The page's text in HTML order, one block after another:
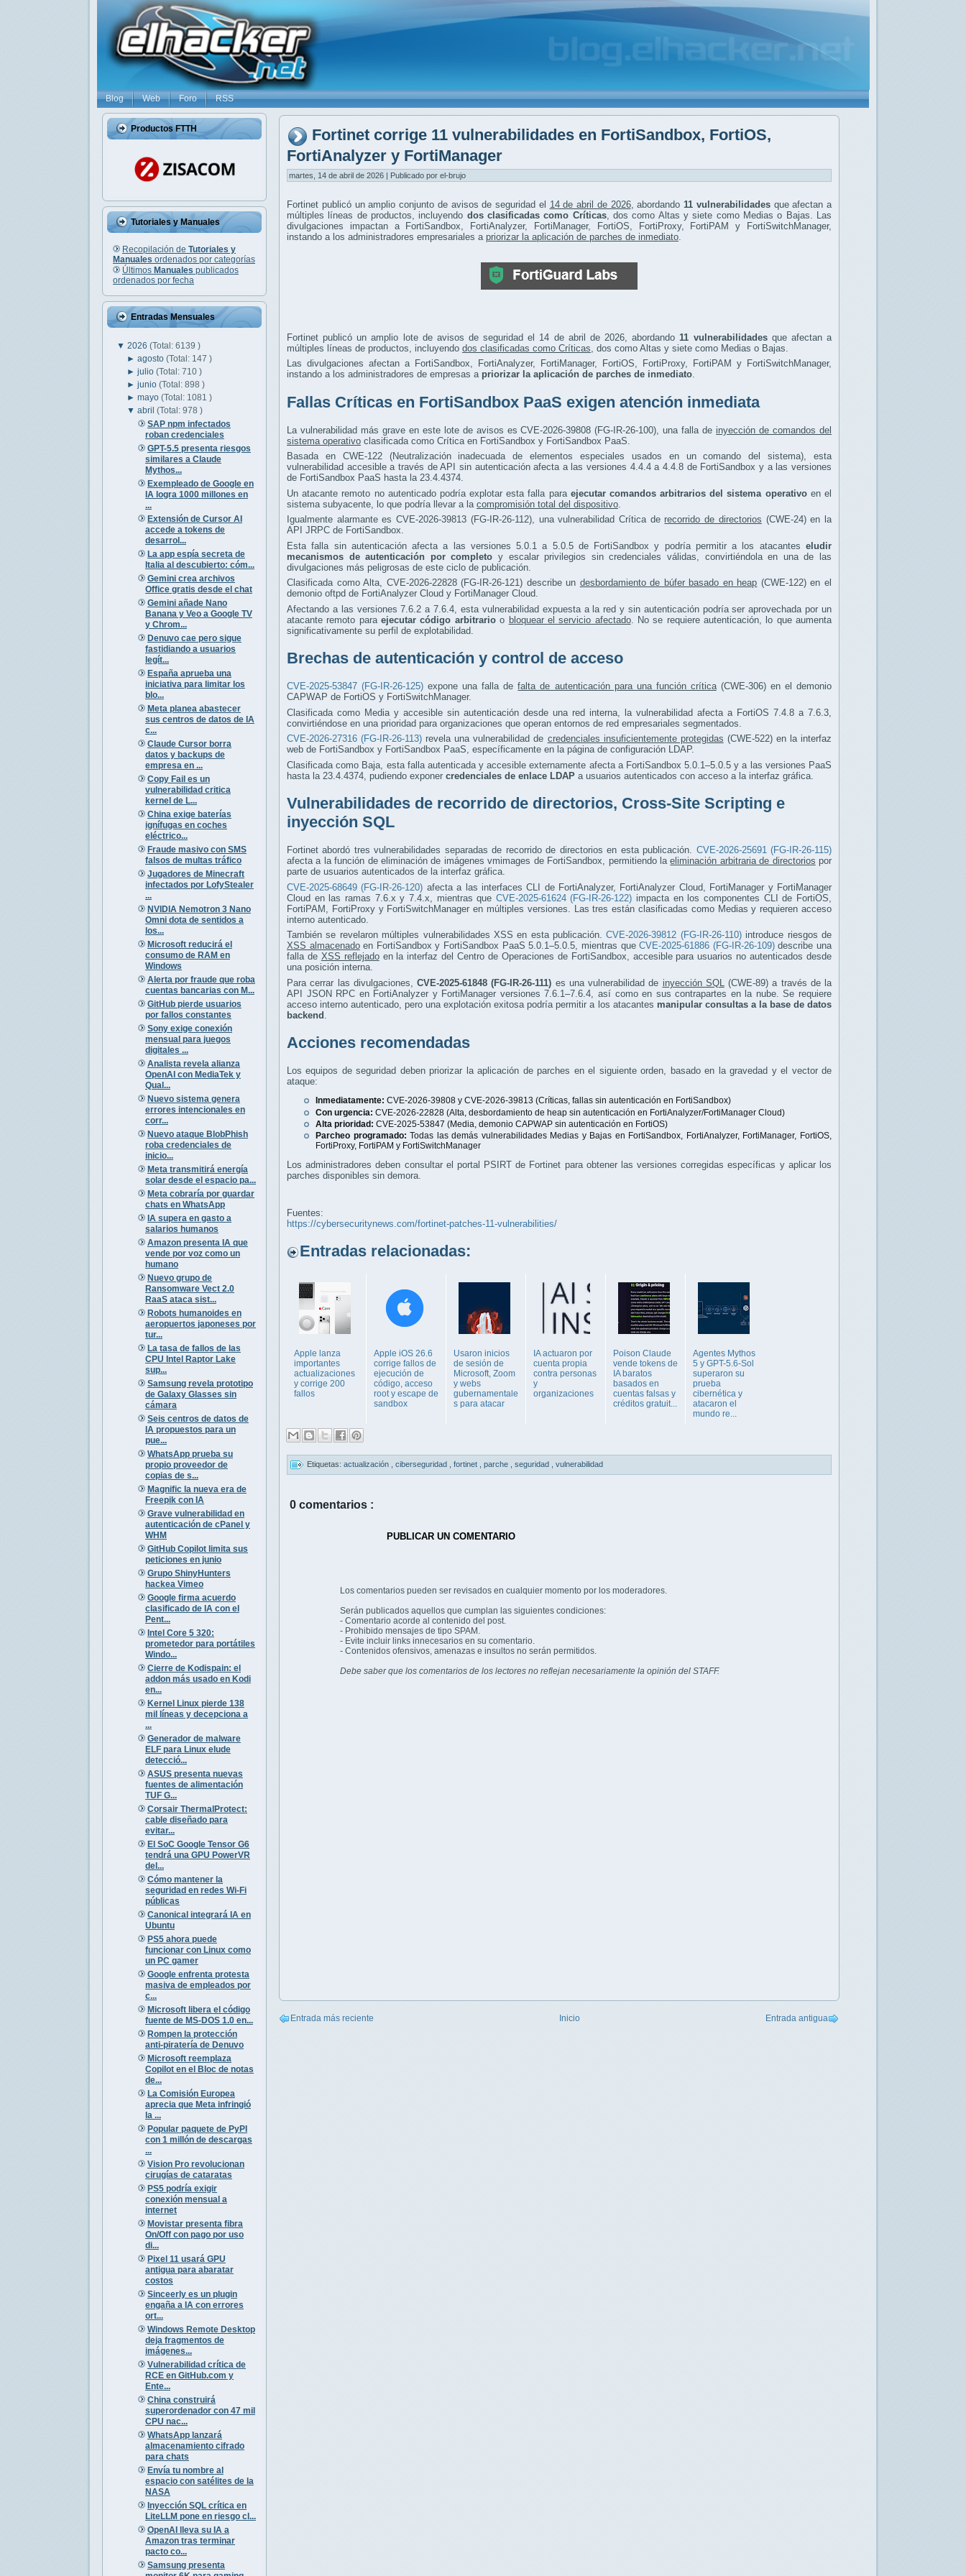
Blog Web Foro RSS
Productos FTTH
Tutoriales y Manuales
Recopilación de Tutoriales y
Manuales ordenados por categorías
Últimos Manuales publicados
ordenados por fecha
Entradas Mensuales
▼ 2026 (Total: 6139 )
►agosto(Total: 147 )
►julio(Total: 710 )
►junio(Total: 898 )
►mayo(Total: 1081 )
▼abril(Total: 978 )
SAP npm infectados
roban credenciales
GPT-5.5 presenta riesgos
similares a Claude
Mythos...
Exempleado de Google en
IA logra 1000 millones en
...
Extensión de Cursor AI
accede a tokens de
desarrol...
La app espía secreta de
Italia al descubierto: cóm...
Gemini crea archivos
Office gratis desde el chat
Gemini añade Nano
Banana y Veo a Google TV
y Chrom...
Denuvo cae pero sigue
fastidiando a usuarios
legít...
España aprueba una
iniciativa para limitar los
blo...
Meta planea abastecer
sus centros de datos de IA
c...
Claude Cursor borra
datos y backups de
empresa en ...
Copy Fail es un
vulnerabilidad critica
kernel de L...
China exige baterías
ignífugas en coches
eléctrico...
Fraude masivo con SMS
falsos de multas tráfico
Jugadores de Minecraft
infectados por LofyStealer
...
NVIDIA Nemotron 3 Nano
Omni dota de sentidos a
los...
Microsoft reducirá el
consumo de RAM en
Windows
Alerta por fraude que roba
cuentas bancarias con M...
GitHub pierde usuarios
por fallos constantes
Sony exige conexión
mensual para juegos
digitales ...
Analista revela alianza
OpenAI con MediaTek y
Qual...
Nuevo sistema genera
errores intencionales en
corr...
Nuevo ataque BlobPhish
roba credenciales de
inicio...
Meta transmitirá energía
solar desde el espacio pa...
Meta cobraría por guardar
chats en WhatsApp
IA supera en gasto a
salarios humanos
Amazon presenta IA que
vende por voz como un
humano
Nuevo grupo de
Ransomware Vect 2.0
RaaS ataca sist...
Robots humanoides en
aeropuertos japoneses por
tur...
La tasa de fallos de las
CPU Intel Raptor Lake
sup...
Samsung revela prototipo
de Galaxy Glasses sin
cámara
Seis centros de datos de
IA propuestos para un
pue...
WhatsApp prueba su
propio proveedor de
copias de s...
Magnific la nueva era de
Freepik con IA
Grave vulnerabilidad en
autenticación de cPanel y
WHM
GitHub Copilot limita sus
peticiones en junio
Grupo ShinyHunters
hackea Vimeo
Google firma acuerdo
clasificado de IA con el
Pent...
Intel Core 5 320:
prometedor para portátiles
Windo...
Cierre de Kodispain: el
addon más usado en Kodi
en...
Kernel Linux pierde 138
mil líneas y decepciona a
...
Generador de malware
ELF para Linux elude
detecció...
ASUS presenta nuevas
fuentes de alimentación
TUF G...
Corsair ThermalProtect:
cable diseñado para
evitar...
El SoC Google Tensor G6
tendrá una GPU PowerVR
del...
Cómo mantener la
seguridad en redes Wi-Fi
públicas
Canonical integrará IA en
Ubuntu
PS5 ahora puede
funcionar con Linux como
un PC gamer
Google enfrenta protesta
masiva de empleados por
c...
Microsoft libera el código
fuente de MS-DOS 1.0 en...
Rompen la protección
anti-piratería de Denuvo
Microsoft reemplaza
Copilot en el Bloc de notas
de...
La Comisión Europea
aprecia que Meta infringió
la ...
Popular paquete de PyPI
con 1 millón de descargas
...
Vision Pro revolucionan
cirugías de cataratas
PS5 podría exigir
conexión mensual a
internet
Movistar presenta fibra
On/Off con pago por uso
di...
Pixel 11 usará GPU
antigua para abaratar
costos
Sinceerly es un plugin
engaña a IA con errores
ort...
Windows Remote Desktop
deja fragmentos de
imágenes...
Vulnerabilidad crítica de
RCE en GitHub.com y
Ente...
China construirá
superordenador con 47 mil
CPU nac...
WhatsApp lanzará
almacenamiento cifrado
para chats
Envía tu nombre al
espacio con satélites de la
NASA
Inyección SQL crítica en
LiteLLM pone en riesgo cl...
OpenAI lleva su IA a
Amazon tras terminar
pacto co...
Samsung presenta
Fortinet corrige 11 vulnerabilidades en FortiSandbox, FortiOS,
FortiAnalyzer y FortiManager
martes, 14 de abril de 2026 | Publicado por el-brujo
Fortinet publicó un amplio conjunto de avisos de seguridad el 14 de abril de 2026, abordando 11 vulnerabilidadesque afectan a
múltiples líneas de productos, incluyendo dos clasificadas como Críticas, dos como Altas y siete como Medias o Bajas. Las
divulgaciones impactan a FortiSandbox, FortiAnalyzer, FortiManager, FortiOS, FortiProxy, FortiPAM y FortiSwitchManager,
instando a los administradores empresariales a priorizar la aplicación de parches de inmediato
Fortinet publicó un amplio lote de avisos de seguridad el 14 de abril de 2026, abordando 11 vulnerabilidadesque afectan a
múltiples líneas de productos, incluyendo dos clasificadas como Críticas , dos como Altas y siete como Medias o Bajas.
Las divulgaciones afectan a FortiSandbox, FortiAnalyzer, FortiManager, FortiOS, FortiProxy, FortiPAM y FortiSwitchManager,
instando a los administradores de empresas a priorizar la aplicación de parches de inmediato.
Fallas Críticas en FortiSandbox PaaS exigen atención inmediata
La vulnerabilidad más grave en este lote de avisos es CVE-2026-39808 (FG-IR-26-100), una falla de inyección de comandos del
sistema operativo clasificada como Crítica en FortiSandbox y FortiSandbox PaaS.
Basada en CWE-122 (Neutralización inadecuada de elementos especiales usados en un comando del sistema), esta
vulnerabilidad accesible a través de API sin autenticación afecta a las versiones 4.4.4 a 4.4.8 de FortiSandbox y a las versiones
de FortiSandbox PaaS hasta la 23.4.4374.
Un atacante remoto no autenticado podría explotar esta falla para ejecutar comandos arbitrarios del sistema operativoen el
sistema subyacente, lo que podría llevar a la compromisión total del dispositivo
Igualmente alarmante es CVE-2026-39813 (FG-IR-26-112), una vulnerabilidad Crítica de recorrido de directorios (CWE-24) en la
API JRPC de FortiSandbox.
Esta falla sin autenticación afecta a las versiones 5.0.1 a 5.0.5 de FortiSandbox y podría permitir a los atacantes eludir
mecanismos de autenticación por completo y escalar privilegios sin credenciales válidas, convirtiéndola en una de las
divulgaciones más peligrosas de este ciclo de publicación.
Clasificada como Alta, CVE-2026-22828 (FG-IR-26-121) describe un desbordamiento de búfer basado en heap (CWE-122) en el
demonio oftpd de FortiAnalyzer Cloud y FortiManager Cloud.
Afectando a las versiones 7.6.2 a 7.6.4, esta vulnerabilidad expuesta a la red y sin autenticación podría ser aprovechada por un
atacante remoto paraejecutar código arbitrarioo bloquear el servicio afectado. No se requiere autenticación, lo que aumenta
significativamente su perfil de explotabilidad.
Brechas de autenticación y control de acceso
CVE-2025-53847 (FG-IR-26-125) expone una falla defalta de autenticación para una función crítica(CWE-306) en el demonio
CAPWAP de FortiOS y FortiSwitchManager.
Clasificada como Media y accesible sin autenticación desde una red interna, la vulnerabilidad afecta a FortiOS 7.4.8 a 7.6.3,
convirtiéndose en una prioridad para organizaciones que operan entornos de red empresariales segmentados.
CVE-2026-27316 (FG-IR-26-113) revela una vulnerabilidad de credenciales insuficientemente protegidas (CWE-522) en la interfaz
web de FortiSandbox y FortiSandbox PaaS, específicamente en la página de configuración LDAP.
Clasificada como Baja, esta falla autenticada y accesible externamente afecta a FortiSandbox 5.0.1–5.0.5 y a las versiones PaaS
hasta la 23.4.4374, pudiendo exponer credenciales de enlace LDAP a usuarios autenticados con acceso a la interfaz gráfica.
Vulnerabilidades de recorrido de directorios, Cross-Site Scripting e
inyección SQL
Fortinet abordó tres vulnerabilidades separadas de recorrido de directorios en esta publicación. CVE-2026-25691 (FG-IR-26-115)
afecta a la función de eliminación de imágenes vmimages de FortiSandbox, permitiendo laeliminación arbitraria de directorios por
parte de usuarios autenticados de la interfaz gráfica.
CVE-2025-68649 (FG-IR-26-120) afecta a las interfaces CLI de FortiAnalyzer, FortiAnalyzer Cloud, FortiManager y FortiManager
Cloud en las ramas 7.6.x y 7.4.x, mientras que CVE-2025-61624 (FG-IR-26-122) impacta en los componentes CLI de FortiOS,
FortiPAM, FortiProxy y FortiSwitchManager en múltiples versiones. Las tres están clasificadas como Medias y requieren acceso
interno autenticado.
También se revelaron múltiples vulnerabilidades XSS en esta publicación.CVE-2026-39812 (FG-IR-26-110)introduce riesgos de
XSS almacenadoen FortiSandbox y FortiSandbox PaaS 5.0.1–5.0.5, mientras queCVE-2025-61886 (FG-IR-26-109)describe una
falla de XSS reflejadoen la interfaz del Centro de Operaciones de FortiSandbox, accesible para usuarios no autenticados desde
una posición interna.
Para cerrar las divulgaciones, CVE-2025-61848 (FG-IR-26-111) es una vulnerabilidad de inyección SQL
(CWE-89) a través de la
API JSON RPC en FortiAnalyzer y FortiManager versiones 7.6.1–7.6.4, así como en sus contrapartes en la nube. Se requiere
acceso interno autenticado, pero una explotación exitosa podría permitir a los atacantes manipular consultas a la base de datos
backend
Acciones recomendadas
Los equipos de seguridad deben priorizar la aplicación de parches en el siguiente orden, basado en la gravedad y el vector de
ataque:
Inmediatamente: CVE-2026-39808 y CVE-2026-39813 (Críticas, fallas sin autenticación en FortiSandbox)
Con urgencia: CVE-2026-22828 (Alta, desbordamiento de heap sin autenticación en FortiAnalyzer/FortiManager Cloud)
Alta prioridad: CVE-2025-53847 (Media, demonio CAPWAP sin autenticación en FortiOS)
Parcheo programado: Todas las demás vulnerabilidades Medias y Bajas en FortiSandbox, FortiAnalyzer, FortiManager, FortiOS,
FortiProxy, FortiPAM y FortiSwitchManager
Los administradores deben consultar el portal PSIRT de Fortinet para obtener las versiones corregidas específicas y aplicar los
parches disponibles sin demora.
Fuentes:
https://cybersecuritynews.com/fortinet-patches-11-vulnerabilities/
Entradas relacionadas:
Apple lanza
importantes
actualizaciones
y corrige 200
fallos
Apple iOS 26.6
corrige fallos de
ejecución de
código, acceso
root y escape de
sandbox
Usaron inicios
de sesión de
Microsoft, Zoom
y webs
gubernamentale
s para atacar
IA actuaron por
cuenta propia
contra personas
y
organizaciones
Poison Claude
vende tokens de
IA baratos
basados en
cuentas falsas y
créditos gratuit...
Agentes Mythos
5 y GPT-5.6-Sol
superaron su
prueba
cibernética y
atacaron el
mundo re...
Etiquetas: actualización ciberseguridad fortinet parche seguridad vulnerabilidad
0 comentarios :
PUBLICAR UN COMENTARIO
Los comentarios pueden ser revisados en cualquier momento por los moderadores.
Serán publicados aquellos que cumplan las siguientes condiciones:
- Comentario acorde al contenido del post.
- Prohibido mensajes de tipo SPAM.
- Evite incluir links innecesarios en su comentario.
- Contenidos ofensivos, amenazas e insultos no serán permitidos.
Debe saber que los comentarios de los lectores no reflejan necesariamente la opinión del STAFF.
Entrada más reciente Entrada antigua
Inicio